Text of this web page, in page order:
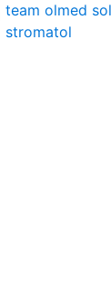
team olmed
stromatol